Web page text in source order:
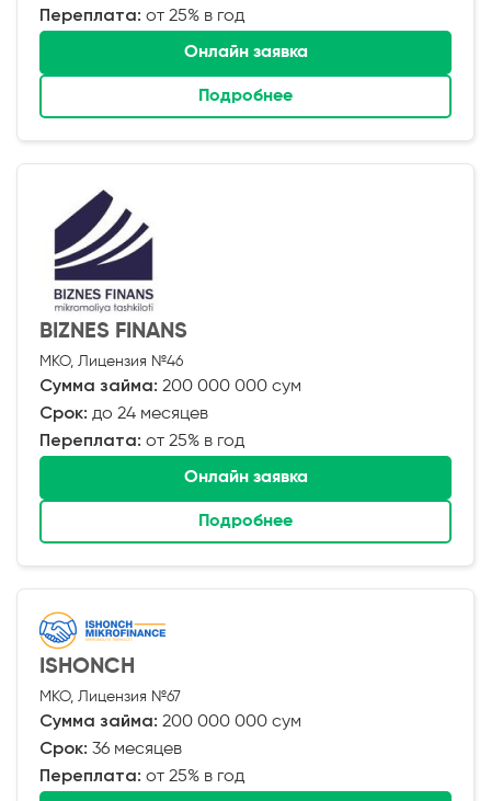
Переплата: от 25% в год
Онлайн заявка
Подробнее
BIZNES FINANS
МКО, Лицензия №46
Сумма займа: 200 000 000 сум
Срок: до 24 месяцев
Переплата: от 25% в год
Онлайн заявка
Подробнее
ISHONCH
МКО, Лицензия №67
Сумма займа: 200 000 000 сум
Срок: 36 месяцев
Переплата: от 25% в год